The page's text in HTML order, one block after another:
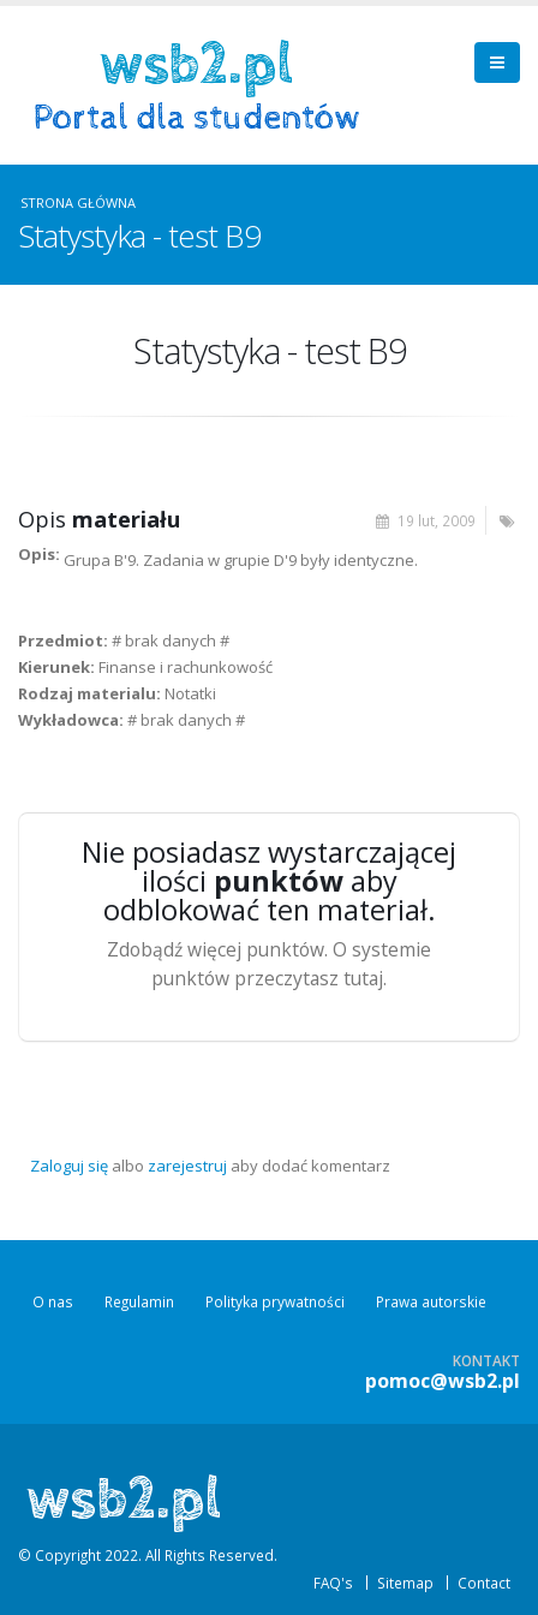
STRONA GŁÓWNA
Statystyka - test B9
Statystyka - test B9
19 lut, 2009
Opis materiału
Opis: Grupa B'9. Zadania w grupie D'9 były identyczne.
Przedmiot: # brak danych #
Kierunek: Finanse i rachunkowość
Rodzaj materialu: Notatki
Wykładowca: # brak danych #
Nie posiadasz wystarczającej
ilości punktówaby
odblokować ten materiał.
Zdobądź więcej punktów. O systemie
punktów przeczytasz tutaj.
Zaloguj się albo zarejestruj aby dodać komentarz
O nas Regulamin Polityka prywatności Prawa autorskie
KONTAKT
pomoc@wsb2.pl
© Copyright 2022. All Rights Reserved.
FAQ's
Sitemap Contact